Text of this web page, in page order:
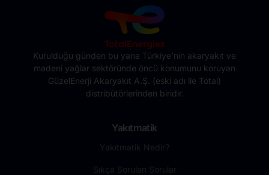
Kurulduğu günden bu yana Türkiye’nin akaryakıt ve
madeni yağlar sektöründe öncü konumunu koruyan
GüzelEnerji Akaryakıt A.Ş. (eski adı ile Total)
distribütörlerinden biridir.
Yakıtmatik
Yakıtmatik Nedir?
Sıkça Sorulan Sorular